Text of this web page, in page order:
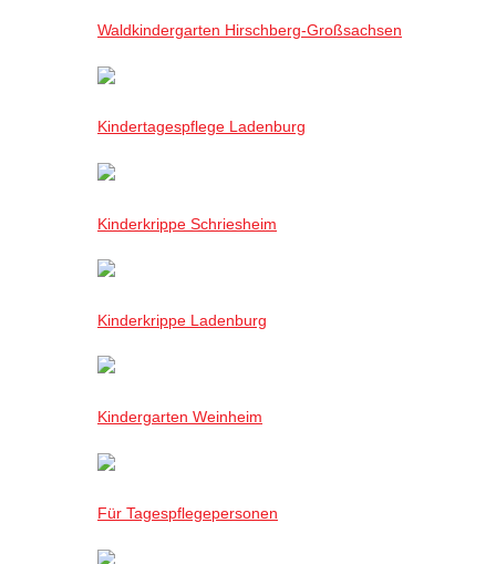
Waldkindergarten Hirschberg-Großsachsen
Kindertagespflege Ladenburg
Kinderkrippe Schriesheim
Kinderkrippe Ladenburg
Kindergarten Weinheim
Für Tagespflegepersonen